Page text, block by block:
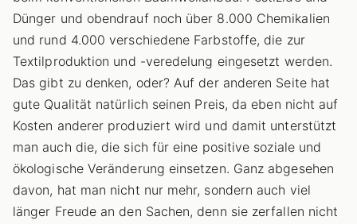
Dünger und obendrauf noch über 8.000 Chemikalien
und rund 4.000 verschiedene Farbstoffe, die zur
Textilproduktion und -veredelung eingesetzt werden.
Das gibt zu denken, oder? Auf der anderen Seite hat
gute Qualität natürlich seinen Preis, da eben nicht auf
Kosten anderer produziert wird und damit unterstützt
man auch die, die sich für eine positive soziale und
ökologische Veränderung einsetzen. Ganz abgesehen
davon, hat man nicht nur mehr, sondern auch viel
länger Freude an den Sachen, denn sie zerfallen nicht